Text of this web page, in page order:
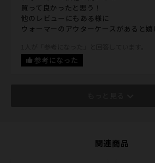
買って良かったと思う！
他のレビューにもある様に
ウォーマーのアウターケースがあると嬉
参考になった
関連商品